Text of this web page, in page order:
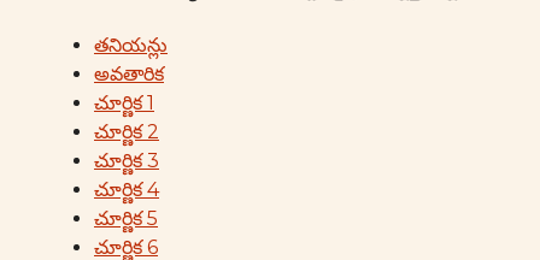
తనియన్లు
అవతారిక
చూర్ణిక 1
చూర్ణిక 2
చూర్ణిక 3
చూర్ణిక 4
చూర్ణిక 5
చూర్ణిక 6